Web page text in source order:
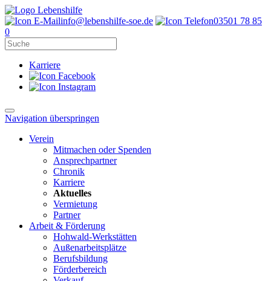
info@lebenshilfe-soe.de
03501 78 85
0
Karriere
Navigation überspringen
Verein
Mitmachen oder Spenden
Ansprechpartner
Chronik
Karriere
Aktuelles
Vermietung
Partner
Arbeit & Förderung
Hohwald-Werkstätten
Außenarbeitsplätze
Berufsbildung
Förderbereich